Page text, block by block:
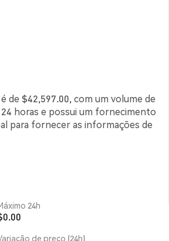
de $42,597.00, com um volume de
horas e possui um fornecimento
para fornecer as informações de
24h
de preço (24h)